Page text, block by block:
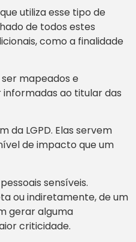
utiliza esse tipo de
de todos estes
como a finalidade
mapeados e
ao titular das
da LGPD. Elas servem
de impacto que um
sensíveis.
ou indiretamente, de um
gerar alguma
criticidade.